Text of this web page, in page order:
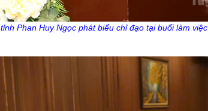
PhanHuy Ngọc phát biểu chỉ đạo tại buổi làm việc